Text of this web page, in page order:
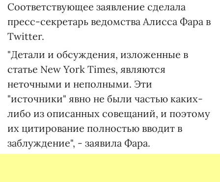
Соответствующее заявление сделала
пресс-секретарь ведомства Алисса Фара в
Twitter.
"Детали и обсуждения, изложенные в
статье New York Times, являются
неточными и неполными. Эти
"источники" явно не были частью каких-
либо из описанных совещаний, и поэтому
их цитирование полностью вводит в
заблуждение", - заявила Фара.